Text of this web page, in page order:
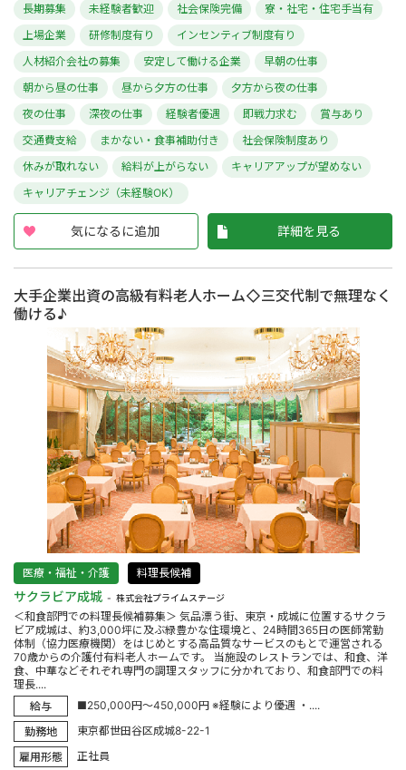
長期募集 未経験者歓迎 社会保険完備
寮・社宅・住宅手当有
上場企業
研修制度有り
インセンティブ制度有り
人材紹介会社の募集
安定して働ける企業
早朝の仕事
朝から昼の仕事
昼から夕方の仕事
夕方から夜の仕事
夜の仕事
深夜の仕事 経験者優遇 即戦力求む
賞与あり
交通費支給
まかない・食事補助付き
社会保険制度あり
休みが取れない
給料が上がらない
キャリアアップが望めない
キャリアチェンジ（未経験OK）
気になるに追加 詳細を見る
大手企業出資の高級有料老人ホーム◇三交代制で無理なく
働ける♪
医療・福祉・介護 料理長候補
サクラビア成城 株式会社プライムステージ
＜和食部門での料理長候補募集＞ 気品漂う街、東京・成城に位置するサクラ
ビア成城は、約3,000坪に及ぶ緑豊かな住環境と、24時間365日の医師常勤
体制（協力医療機関）をはじめとする高品質なサービスのもとで運営される
70歳からの介護付有料老人ホームです。 当施設のレストランでは、和食、洋
食、中華などそれぞれ専門の調理スタッフに分かれており、和食部門での料
理長....
給与
■250,000円～450,000円 ※経験により優遇 ・....
勤務地
東京都世田谷区成城8-22-1
雇用形態
正社員